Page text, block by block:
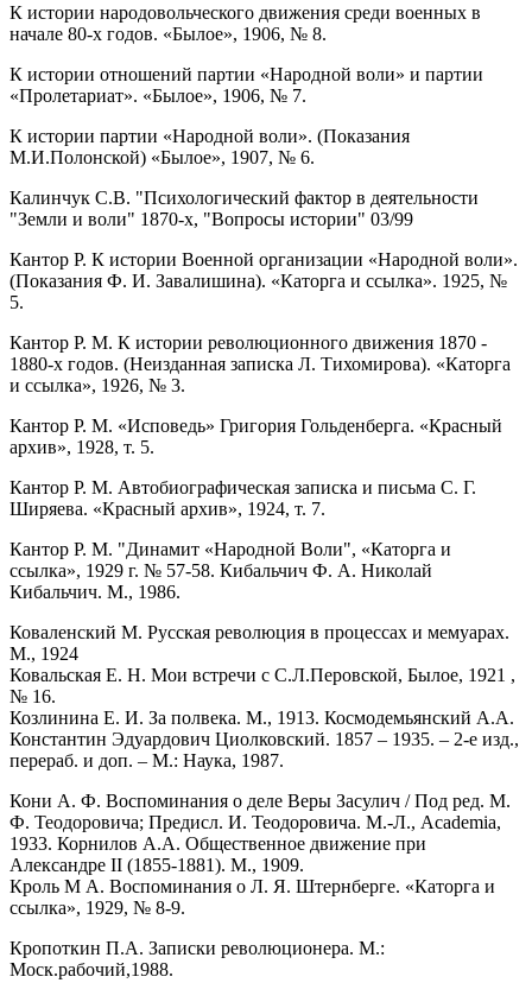
К истории народовольческого движения среди военных в
начале 80-х годов. «Былое», 1906, № 8.
К истории отношений партии «Народной воли» и партии
«Пролетариат». «Былое», 1906, № 7.
К истории партии «Народной воли». (Показания
М.И.Полонской) «Былое», 1907, № 6.
Калинчук С.В. "Психологический фактор в деятельности
"Земли и воли" 1870-х, "Вопросы истории" 03/99
Кантор Р. К истории Военной организации «Народной воли».
(Показания Ф. И. Завалишина). «Каторга и ссылка». 1925, №
5.
Кантор Р. М. К истории революционного движения 1870 -
1880-х годов. (Неизданная записка Л. Тихомирова). «Каторга
и ссылка», 1926, № 3.
Кантор Р. М. «Исповедь» Григория Гольденберга. «Красный
архив», 1928, т. 5.
Кантор Р. М. Автобиографическая записка и письма С. Г.
Ширяева. «Красный архив», 1924, т. 7.
Кантор Р. М. "Динамит «Народной Воли", «Каторга и
ссылка», 1929 г. № 57-58. Кибальчич Ф. А. Николай
Кибальчич. М., 1986.
Коваленский М. Русская революция в процессах и мемуарах.
М., 1924
Ковальская Е. Н. Мои встречи с С.Л.Перовской, Былое, 1921 ,
№ 16.
Козлинина Е. И. За полвека. М., 1913. Космодемьянский А.А.
Константин Эдуардович Циолковский. 1857 – 1935. – 2-е изд.,
перераб. и доп. – М.: Наука, 1987.
Кони А. Ф. Воспоминания о деле Веры Засулич / Под ред. М.
Ф. Теодоровича; Предисл. И. Теодоровича. М.-Л., Academia,
1933. Корнилов А.А. Общественное движение при
Александре II (1855-1881). М., 1909.
Кроль М А. Воспоминания о Л. Я. Штернберге. «Каторга и
ссылка», 1929, № 8-9.
Кpопоткин П.А. Записки pеволюционеpа. М.:
Моск.pабочий,1988.